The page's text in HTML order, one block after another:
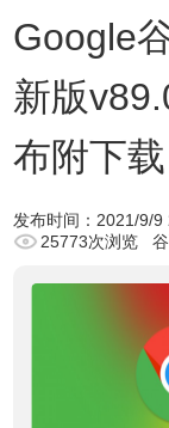
Google
新版
布附下载
发布时间： 2021/9/9
25773次浏览